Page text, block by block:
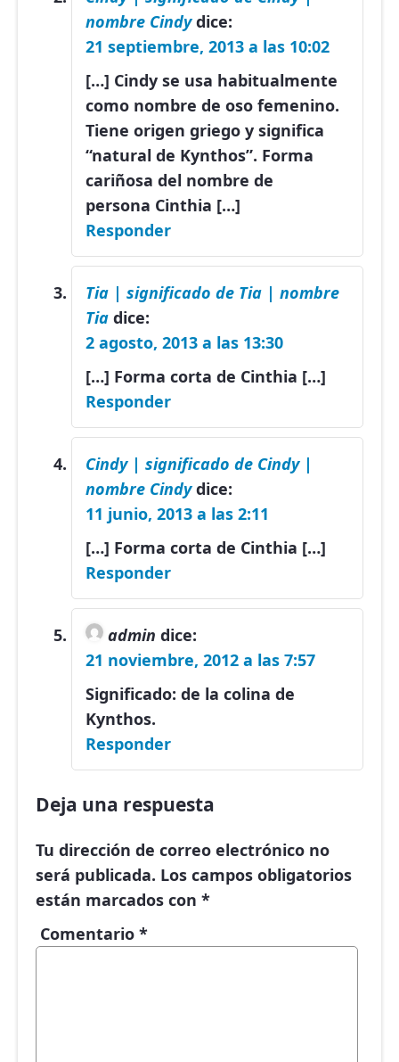
nombre Cindy dice:
21 septiembre, 2013 a las 10:02
[…] Cindy se usa habitualmente
como nombre de oso femenino.
Tiene origen griego y significa
“natural de Kynthos”. Forma
cariñosa del nombre de
persona Cinthia […]
Responder
Tia | significado de Tia | nombre
Tia dice:
2 agosto, 2013 a las 13:30
[…] Forma corta de Cinthia […]
Responder
Cindy | significado de Cindy |
nombre Cindy dice:
11 junio, 2013 a las 2:11
[…] Forma corta de Cinthia […]
Responder
admin dice:
21 noviembre, 2012 a las 7:57
Significado: de la colina de
Kynthos.
Responder
Deja una respuesta
Tu dirección de correo electrónico no
será publicada. Los campos obligatorios
están marcados con *
Comentario *